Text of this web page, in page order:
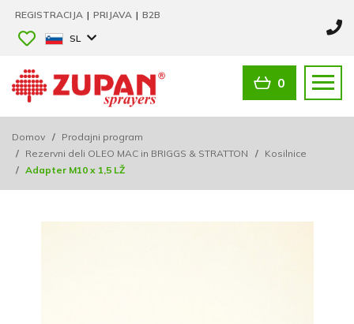
REGISTRACIJA | PRIJAVA | B2B
SL
0
Domov / Prodajni program
/ Rezervni deli OLEO MAC in BRIGGS & STRATTON / Kosilnice
/ Adapter M10 x 1,5 LŽ